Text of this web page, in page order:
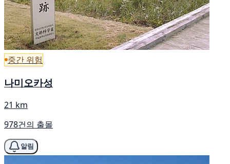
중간 위험
나미오카성
21 km
978건의 출몰
알림